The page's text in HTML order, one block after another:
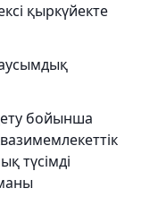
қыркүйекте
бойынша
түсімді